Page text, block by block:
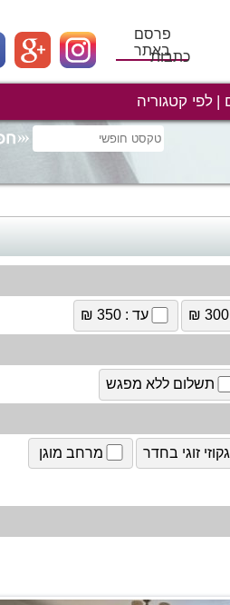
פרסם
באתרכתבות
לפי קטגוריה
עד : 350 ₪
תשלום ללא מפגש
גקוזי זוגי בחדר מרחב מוגן